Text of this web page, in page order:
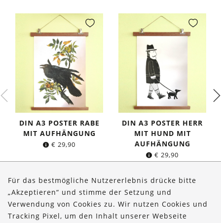
DIN A3 POSTER RABE
MIT AUFHÄNGUNG
€ 29,90
DIN A3 POSTER HERR
MIT HUND MIT
AUFHÄNGUNG
€ 29,90
Über uns
Für das bestmögliche Nutzererlebnis drücke bitte
„Akzeptieren“ und stimme der Setzung und
Verwendung von Cookies zu. Wir nutzen Cookies und
Tracking Pixel, um den Inhalt unserer Webseite